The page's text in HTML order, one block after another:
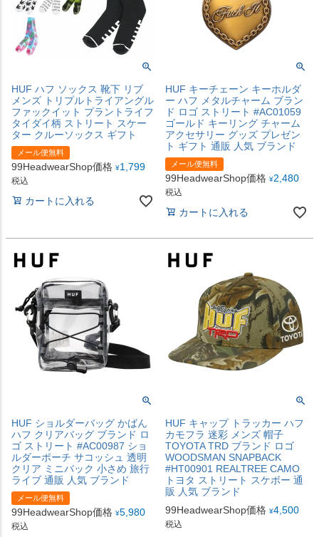
HUF ハフ ソックス 靴下 リブ
メンズ トリプルトライアングル
ファックイット プラントライフ
タイダイ柄 ストリート スケー
ター クルーソックス ギフト
メール便無料
99HeadwearShop価格 ¥1,799
税込
カートに入れる
HUF キーチェーン キーホルダ
ー ハフ メタルチャーム ブラン
ド ロゴ ストリート #AC01059
ゴールド キーリング チャーム
アクセサリー グッズ プレゼン
ト ギフト 通販 人気 ブランド
メール便無料
99HeadwearShop価格 ¥2,480
税込
カートに入れる
HUF ショルダーバッグ かばん
ハフ クリアバッグ ブランド ロ
ゴ ストリート #AC00987 ショ
ルダーポーチ サコッシュ 透明
クリア ミニバック 小さめ 旅行
ライブ 通販 人気 ブランド
メール便無料
99HeadwearShop価格 ¥5,980
税込
HUF キャップ トラッカー ハフ
カモフラ 迷彩 メンズ 帽子
TOYOTA TRD ブランド ロゴ
WOODSMAN SNAPBACK
#HT00901 REALTREE CAMO
トヨタ ストリート スケボー 通
販 人気 ブランド
99HeadwearShop価格 ¥4,500
税込